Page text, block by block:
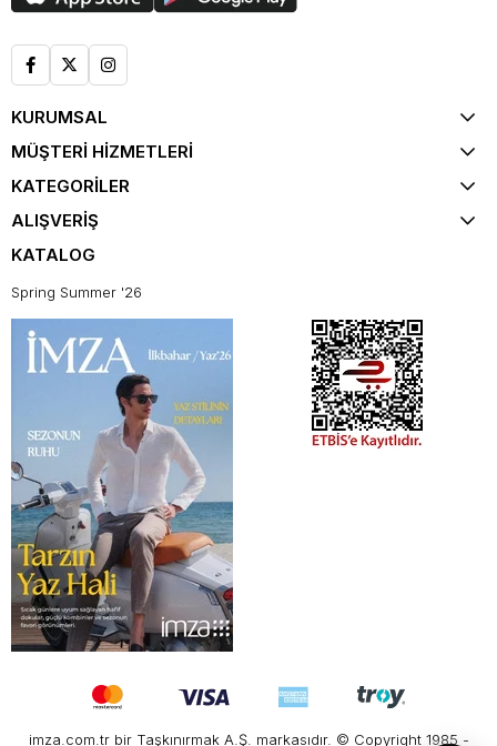
KURUMSAL
MÜŞTERİ HİZMETLERİ
KATEGORİLER
ALIŞVERİŞ
KATALOG
Spring Summer '26
imza.com.tr bir Taşkınırmak A.Ş. markasıdır. © Copyright 1985 -